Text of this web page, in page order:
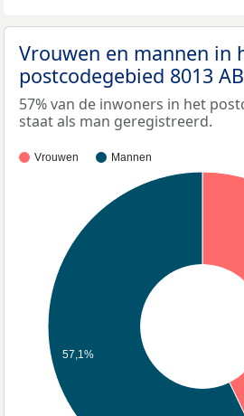
Vrouwen en mannen in
postcodegebied 8013 AB
57% van de inwoners in het
staat als man geregistreerd.
Vrouwen Mannen
57,1%